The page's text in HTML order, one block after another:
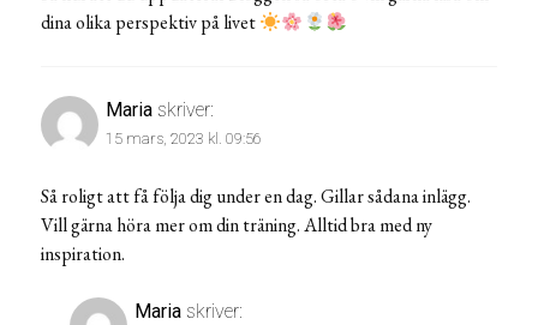
dina olika perspektiv på livet
Maria skriver:
15 mars, 2023 kl. 09:56
Så roligt att få följa dig under en dag. Gillar sådana inlägg.
Vill gärna höra mer om din träning. Alltid bra med ny
inspiration.
Maria skriver: